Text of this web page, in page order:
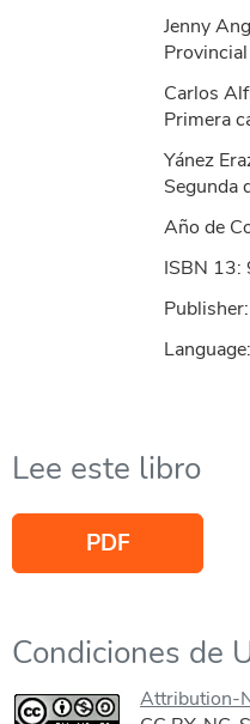
Jenny
Carlos
Primera
Yánez
Segunda
Año de
ISBN
Publisher:
Lee este libro
PDF
Condiciones de
Attribution-